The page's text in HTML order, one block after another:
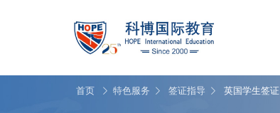
首页 特色服务 签证指导 英国学生签